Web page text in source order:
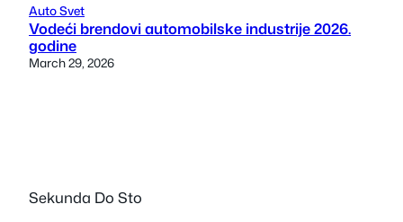
Auto Svet
Vodeći brendovi automobilske industrije 2026.
godine
March 29, 2026
Sekunda Do Sto